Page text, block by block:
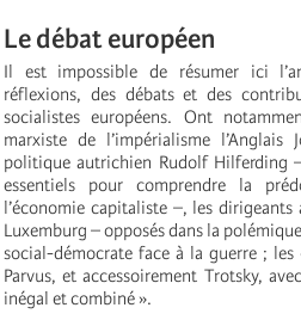
Le débat européen
Il est impossible de résumer ici
réflexions, des débats et des
socialistes européens. Ont
marxiste de l’impérialisme l’Anglais
politique autrichien Rudolf Hilferding
essentiels pour comprendre la
l’économie capitaliste –, les dirigeants
Luxemburg – opposés dans la
social-démocrate face à la guerre ; les
Parvus, et accessoirement Trotsky,
inégal et combiné ».